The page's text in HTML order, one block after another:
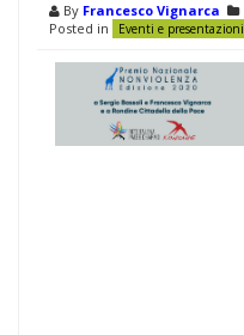
By Francesco Vignarca
Posted in
Eventi e presentazioni